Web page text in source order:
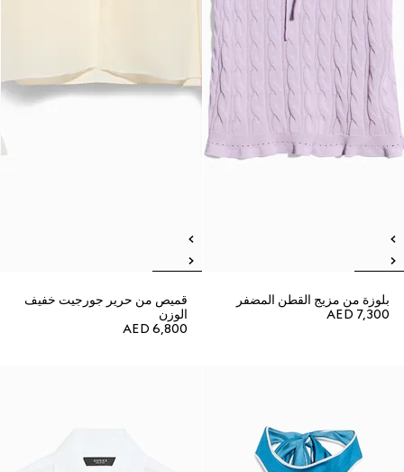
بلوزة من مزيج القطن المضفر
AED 7,300
قميص من حرير جورجيت خفيف
الوزن
AED 6,800